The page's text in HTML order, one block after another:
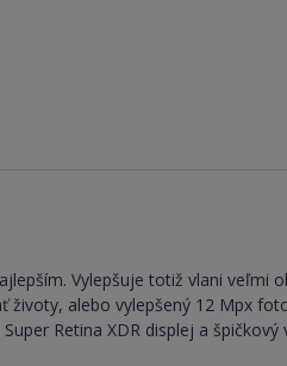
Vylepšuje totiž vlani veľmi
alebo vylepšený 12 Mpx
Retina XDR displej a